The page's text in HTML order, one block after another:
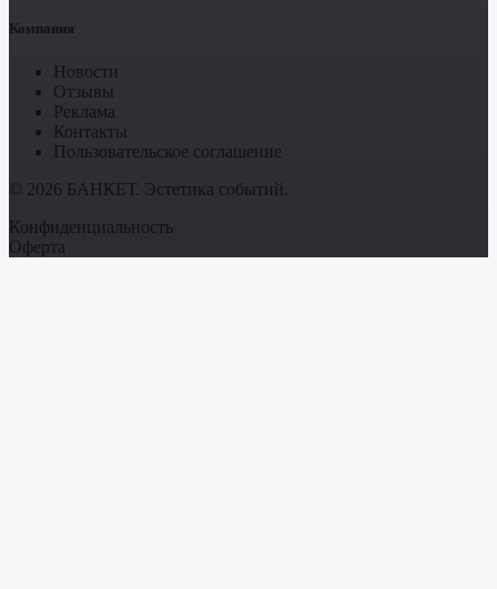
Компания
Новости
Отзывы
Реклама
Контакты
Пользовательское соглашение
© 2026 БАНКЕТ. Эстетика событий.
Конфиденциальность
Оферта